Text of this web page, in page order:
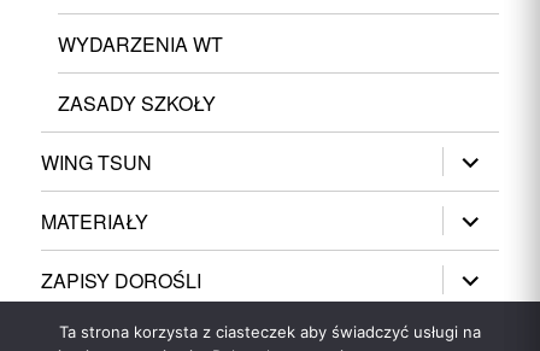
WYDARZENIA WT
ZASADY SZKOŁY
WING TSUN rozwiń
menu
potomne
MATERIAŁY
rozwiń
menu
potomne
ZAPISY DOROŚLI
rozwiń
menu
Ta strona korzysta z ciasteczek aby świadczyć usługi na